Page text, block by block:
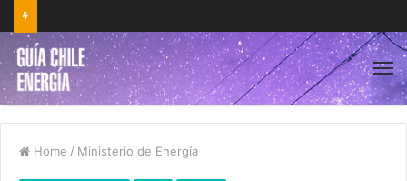
Home / Ministerio de Energía